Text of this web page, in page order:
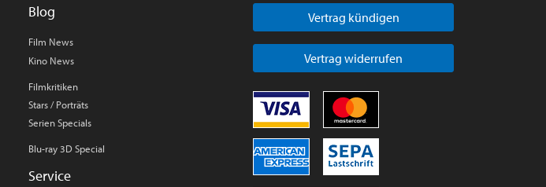
Blog
Film News
Kino News
Filmkritiken
Stars / Porträts
Serien Specials
Blu-ray 3D Special
Service
Vertrag kündigen
Vertrag widerrufen